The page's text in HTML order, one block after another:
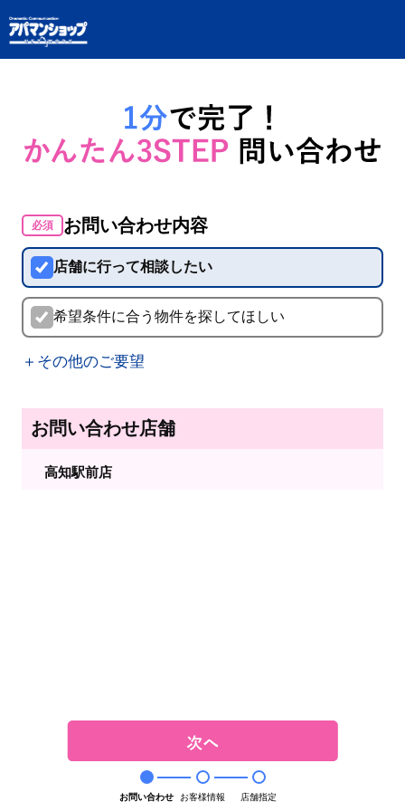
必須 お問い合わせ内容
店舗に行って相談したい
希望条件に合う物件を探してほしい
＋その他のご要望
お問い合わせ店舗
高知駅前店
お問い合わせ お客様情報 店舗指定